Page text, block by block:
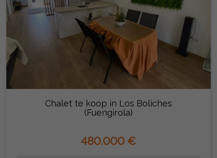
Chalet te koop in Los Boliches
(Fuengirola)
480.000 €